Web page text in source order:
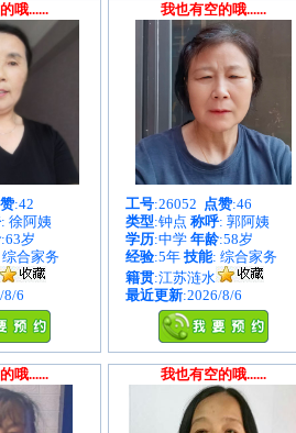
哦......
:42
: 徐阿姨
:63岁
综合家务
8/6
我也有空的哦......
工号:26052 点赞:46
类型:钟点 称呼: 郭阿姨
学历:中学 年龄:58岁
经验:5年 技能: 综合家务
籍贯:江苏涟水
最近更新:2026/8/6
哦...... 我也有空的哦......